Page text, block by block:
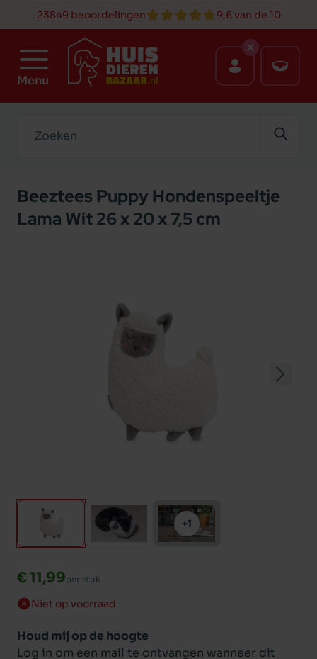
23849 beoordelingen 9,6 van de 10
Menu
Beeztees Puppy Hondenspeeltje
Lama Wit 26 x 20 x 7,5 cm
+1
€ 11,99per stuk
Niet op voorraad
Houd mij op de hoogte
Log in om een mail te ontvangen wanneer dit